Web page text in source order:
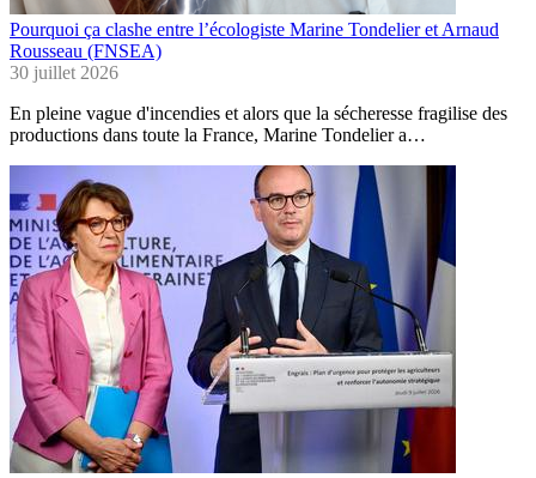
Pourquoi ça clashe entre l’écologiste Marine Tondelier et Arnaud
Rousseau (FNSEA)
30 juillet 2026
En pleine vague d'incendies et alors que la sécheresse fragilise des
productions dans toute la France, Marine Tondelier a…